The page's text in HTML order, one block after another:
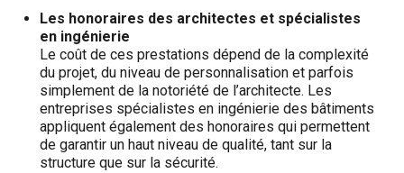
Les honoraires des architectes et spécialistes
en ingénierie
Le coût de ces prestations dépend de la complexité
du projet, du niveau de personnalisation et parfois
simplement de la notoriété de l’architecte. Les
entreprises spécialistes en ingénierie des bâtiments
appliquent également des honoraires qui permettent
de garantir un haut niveau de qualité, tant sur la
structure que sur la sécurité.